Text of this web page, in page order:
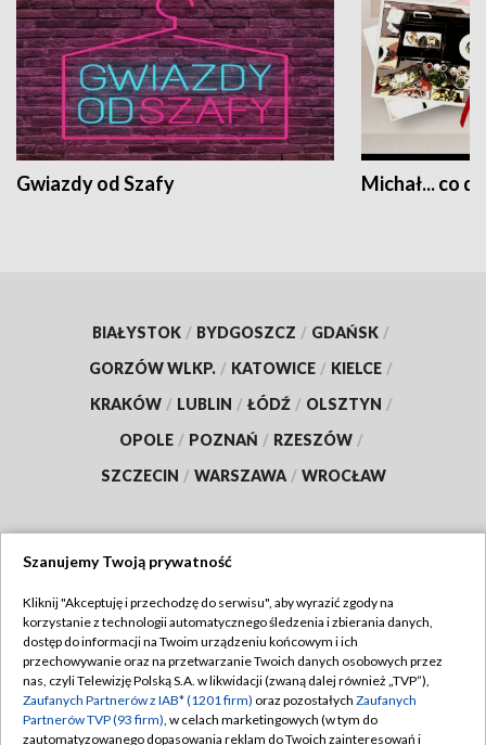
Gwiazdy od Szafy Michał... co
BIAŁYSTOK / BYDGOSZCZ / GDAŃSK /
GORZÓW WLKP. / KATOWICE / KIELCE /
KRAKÓW / LUBLIN / ŁÓDŹ / OLSZTYN /
OPOLE / POZNAŃ / RZESZÓW /
SZCZECIN / WARSZAWA / WROCŁAW
TVP
Abonament TVP
Emisja w TVP
Centrum informacji TVP
Regulamin TVP
Polityka prywatności
Moje zgody
Szanujemy Twoją prywatność
Kliknij "Akceptuję i przechodzę do serwisu", aby wyrazić zgody na
korzystanie z technologii automatycznego śledzenia i zbierania danych,
dostęp do informacji na Twoim urządzeniu końcowym i ich
przechowywanie oraz na przetwarzanie Twoich danych osobowych przez
nas, czyli Telewizję Polską S.A. w likwidacji (zwaną dalej również „TVP”),
Zaufanych Partnerów z IAB* (1201 firm) oraz pozostałych Zaufanych
Partnerów TVP (93 firm), w celach marketingowych (w tym do
zautomatyzowanego dopasowania reklam do Twoich zainteresowań i